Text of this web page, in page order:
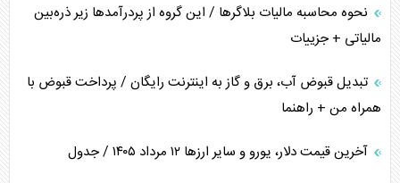
نحوه محاسبه مالیات بلاگر‌ها / این گروه از پردرآمد‌ها زیر ذره‌بین
مالیاتی + جزییات
تبدیل قبوض آب، برق و گاز به اینترنت رایگان / پرداخت قبوض با
همراه من + راهنما
آخرین قیمت دلار، یورو و سایر ارز‌ها ۱۲ مرداد ۱۴۰۵ / جدول